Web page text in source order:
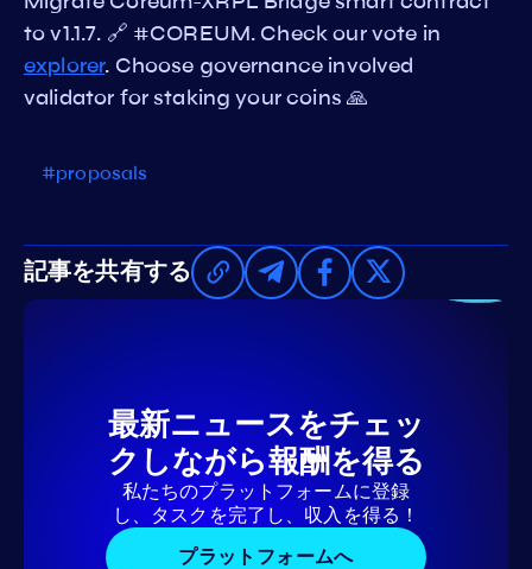
to v1.1.7. 🔗 #COREUM. Check our vote in
explorer. Choose governance involved
validator for staking your coins 🙏
#proposals
記事を共有する
最新ニュースをチェッ
クしながら報酬を得る
私たちのプラットフォームに登録
し、タスクを完了し、収入を得る！
プラットフォームへ